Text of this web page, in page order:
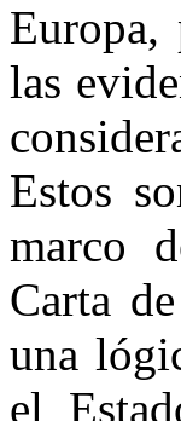
Europa,
las
Estos
marco
Carta
una
el